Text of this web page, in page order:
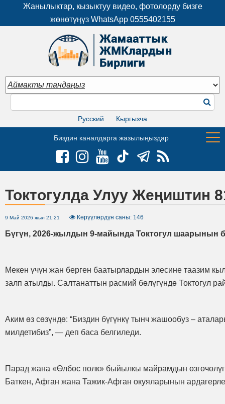
Жанылыктар, кызыктуу видео, фотолорду бизге
жөнөтүңүз WhatsApp 0555402155
Русский Кыргызча
Биздин каналдарга жазылыңыздар
Токтогулда Улуу Жеңиштин
9 Май 2026 жыл 21:21 Көрүүлөрдүн саны: 146
Бүгүн, 2026-жылдын 9-майында Токтогул шаарынын
Мекен үчүн жан берген баатырлардын элесине таазим
залп атылды. Салтанаттын расмий бөлүгүндө Токтогул
Аким өз сөзүндө: “Биздин бүгүнкү тынч жашообуз –
милдетибиз”, — деп баса белгиледи.
Парад жана «Өлбөс полк» быйылкы майрамдын
Баткен, Афган жана Тажик-Афган окуяларынын